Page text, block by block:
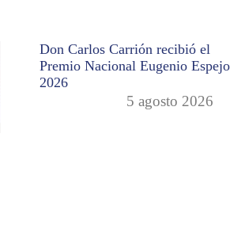
Don Carlos Carrión recibió el
Premio Nacional Eugenio Espejo
2026
5 agosto 2026